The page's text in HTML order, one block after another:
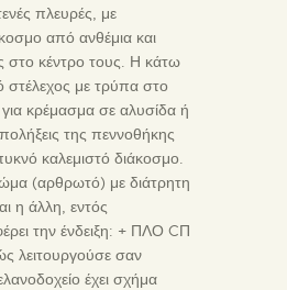
πλευρές, με
από ανθέμια και
στο κέντρο τους. Η κάτω
στέλεχος με τρύπα στο
κρέμασμα σε αλυσίδα ή
της πεννοθήκης
καλεμιστό διάκοσμο.
(αρθρωτό) με διάτρητη
η άλλη, εντός
την ένδειξη: + ΠΛΟ CΠ
λειτουργούσε σαν
έχει σχήμα